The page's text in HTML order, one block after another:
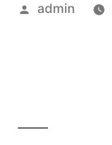
admin